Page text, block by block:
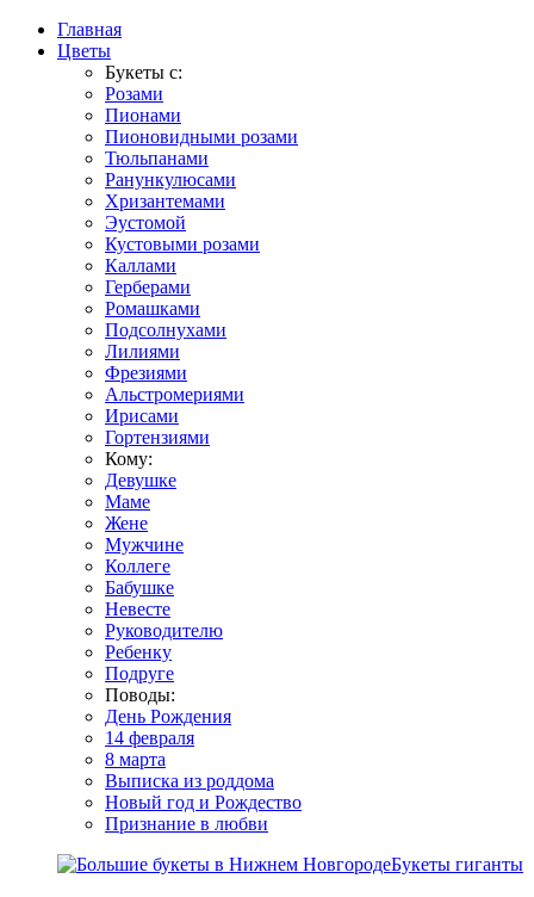
Главная
Цветы
Букеты с:
Розами
Пионами
Пионовидными розами
Тюльпанами
Ранункулюсами
Хризантемами
Эустомой
Кустовыми розами
Каллами
Герберами
Ромашками
Подсолнухами
Лилиями
Фрезиями
Альстромериями
Ирисами
Гортензиями
Кому:
Девушке
Маме
Жене
Мужчине
Коллеге
Бабушке
Невесте
Руководителю
Ребенку
Подруге
Поводы:
День Рождения
14 февраля
8 марта
Выписка из роддома
Новый год и Рождество
Признание в любви
Букеты гиганты